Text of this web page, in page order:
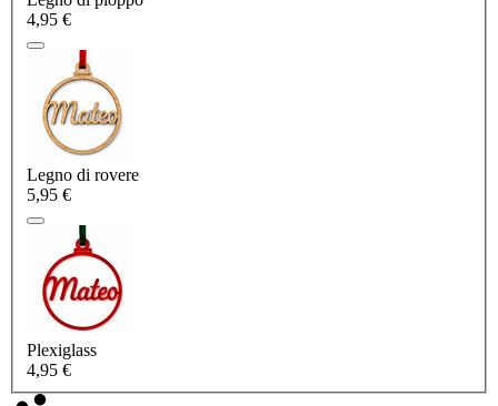
4,95 €
Legno di rovere
5,95 €
Plexiglass
4,95 €